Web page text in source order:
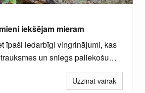
iekšējam mieram
īpaši iedarbīgi vingrinājumi, kas
un sniegs paliekošu
Uzzināt vairāk